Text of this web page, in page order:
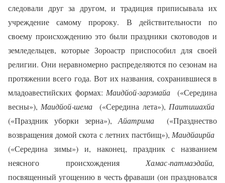
следовали друг за другом, и традиция приписывала их
учреждение самому пророку. В действительности по
своему происхождению это были праздники скотоводов и
земледельцев, которые Зороастр приспособил для своей
религии. Они неравномерно распределяются по сезонам на
протяжении всего года. Вот их названия, сохранившиеся в
младоавестийских формах: Маидйой‑зарэмайа
(«Середина
весны»),Маидйой‑шема («Середина лета»),Паитишахйа
(«Праздник уборки зерна»),Айатрима
(«Празднество
возвращения домой скота с летних пастбищ»), Маидйаирйа
(«Середина зимы») и, наконец, праздник с названием
неясного происхожденияХамас‑патмаэдайа,
посвященный угощению в честь фраваши (он праздновался